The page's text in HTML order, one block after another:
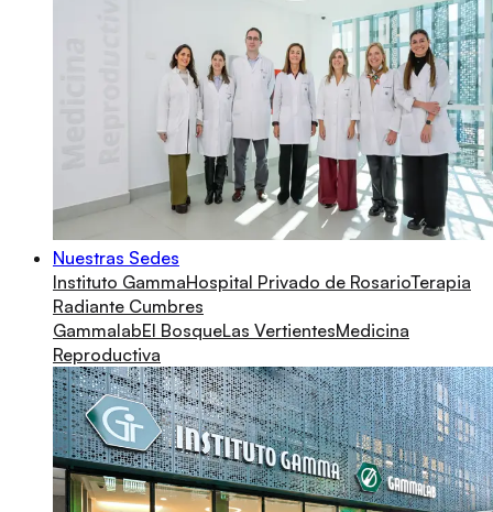
Nuestras Sedes
Instituto GammaHospital Privado de RosarioTerapia
Radiante Cumbres
GammalabEl BosqueLas VertientesMedicina
Reproductiva